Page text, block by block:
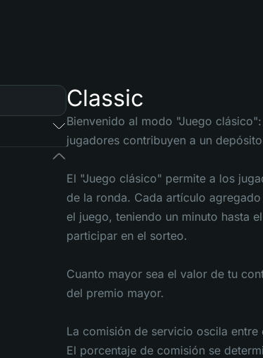
Classic
Bienvenido al modo "Juego
jugadores contribuyen a un
El "Juego clásico" permite a los
de la ronda. Cada artículo
el juego, teniendo un minuto hasta
participar en el sorteo.
Cuanto mayor sea el valor de tu
del premio mayor.
La comisión de servicio oscila
El porcentaje de comisión se